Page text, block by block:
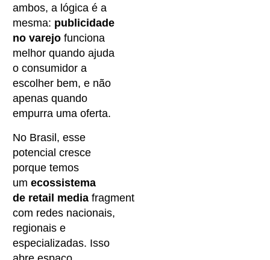
ambos, a lógica é a
mesma: publicidade
no varejofunciona
melhor quando ajuda
o consumidor a
escolher bem, e não
apenas quando
empurra uma oferta.
No Brasil, esse
potencial cresce
porque temos
um ecossistema
de retail mediafragmentado,
com redes nacionais,
regionais e
especializadas. Isso